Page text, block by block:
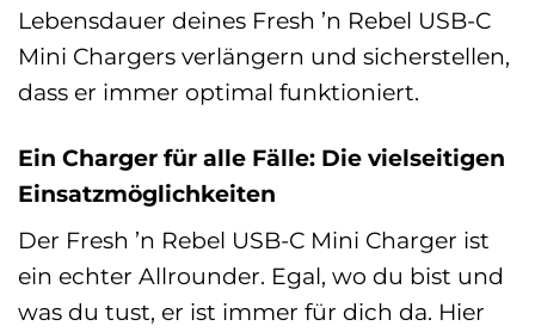
Lebensdauer deines Fresh ’n Rebel USB-C
Mini Chargers verlängern und sicherstellen,
dass er immer optimal funktioniert.
Ein Charger für alle Fälle: Die vielseitigen
Einsatzmöglichkeiten
Der Fresh ’n Rebel USB-C Mini Charger ist
ein echter Allrounder. Egal, wo du bist und
was du tust, er ist immer für dich da. Hier